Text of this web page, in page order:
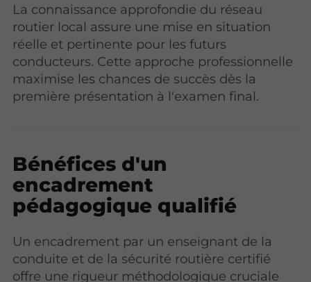
La connaissance approfondie du réseau
routier local assure une mise en situation
réelle et pertinente pour les futurs
conducteurs. Cette approche professionnelle
maximise les chances de succès dès la
première présentation à l'examen final.
Bénéfices d'un
encadrement
pédagogique qualifié
Un encadrement par un enseignant de la
conduite et de la sécurité routière certifié
offre une rigueur méthodologique cruciale